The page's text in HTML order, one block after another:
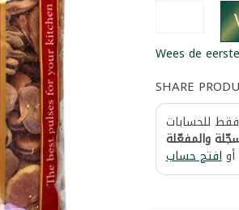
Wees de
SHARE
فقط للحسابات
والمفعّلة
أوافتح حساب